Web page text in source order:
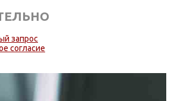
запрос
согласие